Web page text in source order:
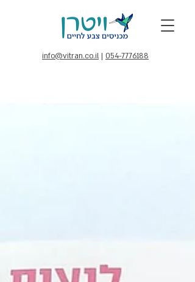
info@vitran.co.il | 054-7776188